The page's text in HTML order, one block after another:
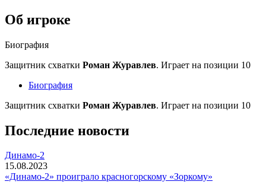
Об игроке
Биография
Защитник схватки Роман Журавлев. Играет на позиции 10
Биография
Защитник схватки Роман Журавлев. Играет на позиции 10
Последние новости
Динамо-2
15.08.2023
«Динамо-2» проиграло красногорскому «Зоркому»